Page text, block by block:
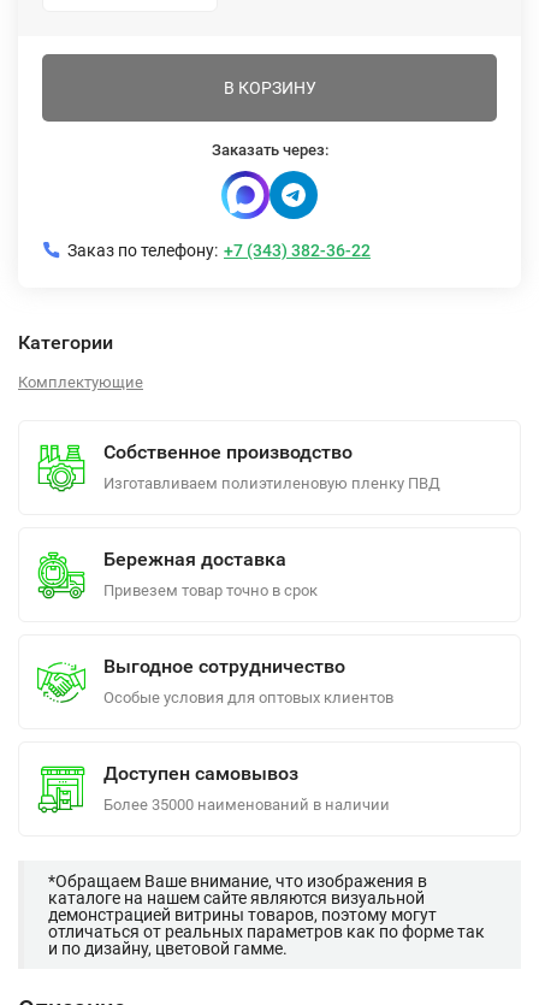
В КОРЗИНУ
Заказать через:
Заказ по телефону: +7 (343) 382-36-22
Категории
Комплектующие
Собственное производство
Изготавливаем полиэтиленовую пленку ПВД
Бережная доставка
Привезем товар точно в срок
Выгодное сотрудничество
Особые условия для оптовых клиентов
Доступен самовывоз
Более 35000 наименований в наличии
*Обращаем Ваше внимание, что изображения в
каталоге на нашем сайте являются визуальной
демонстрацией витрины товаров, поэтому могут
отличаться от реальных параметров как по форме так
и по дизайну, цветовой гамме.